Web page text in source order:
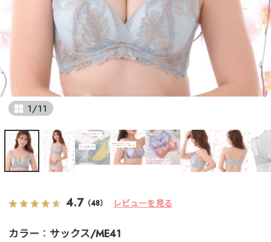
1/11
4.7 （48） レビューを見る
カラー サックス/ME41